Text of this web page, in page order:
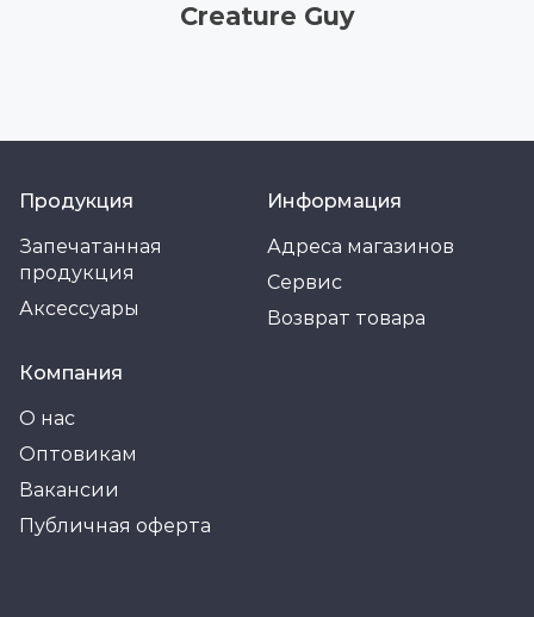
Creature Guy
Продукция
Запечатанная
продукция
Аксессуары
Информация
Адреса магазинов
Сервис
Возврат товара
Компания
О нас
Оптовикам
Вакансии
Публичная оферта